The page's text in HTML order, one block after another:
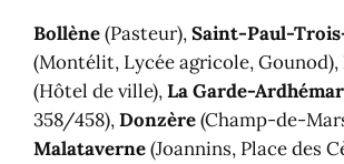
Bollène(Pasteur),Saint-Paul-
(Montélit, Lycée agricole, Gounod),
(Hôtel de ville),La Garde-Ardhémar
358/458),Donzère(Champ-de-
Malataverne(Joannins, Place des